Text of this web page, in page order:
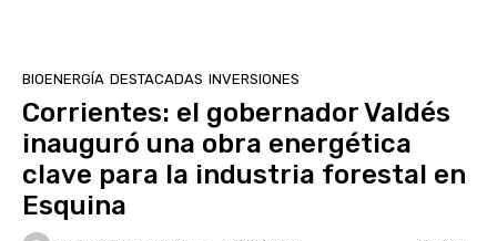
BIOENERGÍA DESTACADAS INVERSIONES
Corrientes: el gobernador Valdés
inauguró una obra energética
clave para la industria forestal en
Esquina